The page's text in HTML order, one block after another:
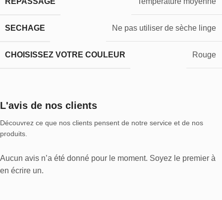
SECHAGE Ne pas utiliser de sèche linge
CHOISISSEZ VOTRE COULEUR Rouge
L'avis de nos clients
Découvrez ce que nos clients pensent de notre service et de nos
produits.
Aucun avis n’a été donné pour le moment. Soyez le premier à
en écrire un.